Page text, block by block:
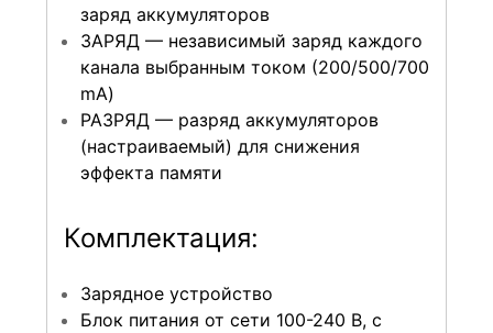
заряд аккумуляторов
ЗАРЯД — независимый заряд каждого
канала выбранным током (200/500/700
mA)
РАЗРЯД — разряд аккумуляторов
(настраиваемый) для снижения
эффекта памяти
Комплектация:
Зарядное устройство
Блок питания от сети 100-240 В, с